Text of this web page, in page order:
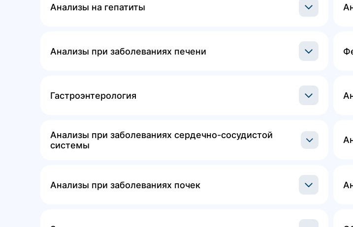
Анализы на гепатиты
Анализы при заболеваниях печени
Гастроэнтерология
Анализы при заболеваниях сердечно-сосудистой
системы
Анализы при заболеваниях почек